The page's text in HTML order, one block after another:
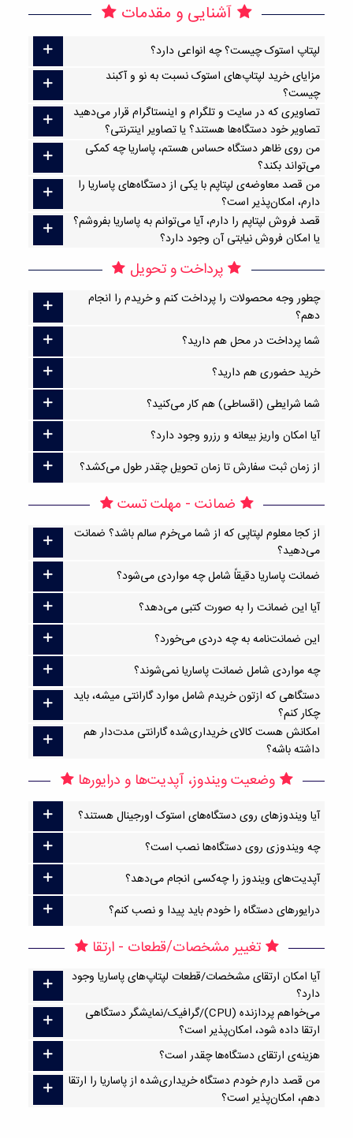
آشنایی و مقدمات
لپتاپ استوک چیست؟ چه انواعی دارد؟
مزایای خرید لپتاپ‌های استوک نسبت به نو و آکبند
چیست؟
تصاویری که در سایت و تلگرام و اینستاگرام قرار می‌دهید
تصاویر خود دستگاه‌ها هستند؟ یا تصاویر اینترنتی؟
من روی ظاهر دستگاه حساس هستم، پاساریا چه کمکی
می‌تواند بکند؟
من قصد معاوضه‌ی لپتاپم با یکی از دستگاه‌های پاساریا را
دارم، امکان‌پذیر است؟
قصد فروش لپتاپم را دارم، آیا می‌توانم به پاساریا بفروشم؟
یا امکان فروش نیابتی آن وجود دارد؟
پرداخت و تحویل
چطور وجه محصولات را پرداخت کنم و خریدم را انجام
دهم؟
شما پرداخت در محل هم دارید؟
خرید حضوری هم دارید؟
شما شرایطی (اقساطی) هم کار می‌کنید؟
آیا امکان واریز بیعانه و رزرو وجود دارد؟
از زمان ثبت سفارش تا زمان تحویل چقدر طول می‌کشد؟
ضمانت - مهلت تست
از کجا معلوم لپتاپی که از شما می‌خرم سالم باشد؟ ضمانت
می‌دهید؟
ضمانت پاساریا دقیقاً شامل چه مواردی می‌شود؟
آیا این ضمانت را به صورت کتبی می‌دهد؟
این ضمانت‌نامه به چه دردی می‌خورد؟
چه مواردی شامل ضمانت پاساریا نمی‌شوند؟
دستگاهی که ازتون خریدم شامل موارد گارانتی میشه، باید
چکار کنم؟
امکانش هست کالای خریداری‌شده گارانتی مدت‌دار هم
داشته باشه؟
وضعیت ویندوز، آپدیت‌ها و درایورها
آیا ویندوزهای روی دستگاه‌های استوک اورجینال هستند؟
چه ویندوزی روی دستگاه‌ها نصب است؟
آپدیت‌های ویندوز را چه‌کسی انجام می‌دهد؟
درایورهای دستگاه را خودم باید پیدا و نصب کنم؟
تغییر مشخصات/قطعات - ارتقا
آیا امکان ارتقا‌ی مشخصات/قطعات لپتاپ‌های پاساریا وجود
دارد؟
می‌خواهم پردازنده (CPU)/گرافیک/نمایشگر دستگاهی
ارتقا داده شود، امکان‌پذیر است؟
هزینه‌ی ارتقای دستگاه‌ها چقدر است؟
من قصد دارم خودم دستگاه خریداری‌شده از پاساریا را ارتقا
دهم، امکان‌پذیر است؟